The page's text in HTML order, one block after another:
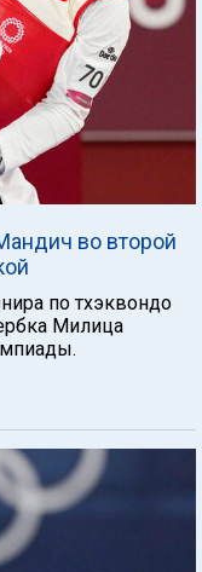
во второй
по тхэквондо
Милица